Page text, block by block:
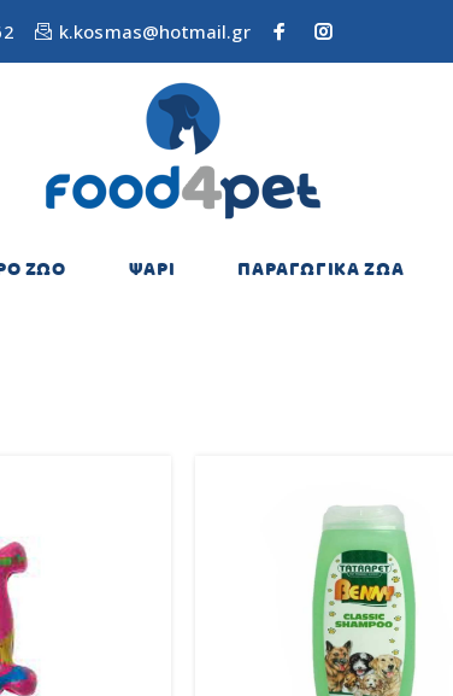
k.kosmas@hotmail.gr
ΖΩΟ ΨΑΡΙ ΠΑΡΑΓΩΓΙΚΑ ΖΩΑ